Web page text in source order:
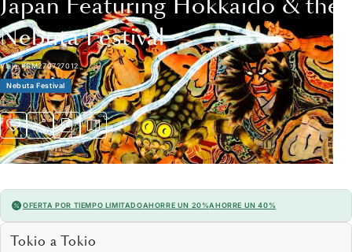
Nebuta Festival
Viaje#SM270727012
Nebuta Festival
OFERTA POR TIEMPO LIMITADOAHORRE UN 20%AHORRE UN 40%
Tokio a Tokio